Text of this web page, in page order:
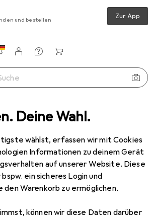
Deine Wahl.
wählst, erfassen wir mit Cookies
Informationen zu deinem Gerät
auf unserer Website. Diese
ein sicheres Login und
den Warenkorb zu ermöglichen.
können wir diese Daten darüber
und bestellen Zur App
LELO Smart Wand 2 Large
Smart Wand 2 Large